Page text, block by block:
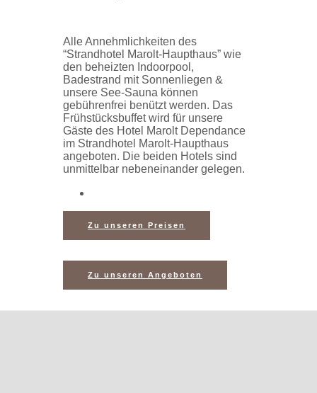
Alle Annehmlichkeiten des
“Strandhotel Marolt-Haupthaus” wie
den beheizten Indoorpool,
Badestrand mit Sonnenliegen &
unsere See-Sauna können
gebührenfrei benützt werden. Das
Frühstücksbuffet wird für unsere
Gäste des Hotel Marolt Dependance
im Strandhotel Marolt-Haupthaus
angeboten. Die beiden Hotels sind
unmittelbar nebeneinander gelegen.
Zu unseren Preisen
Zu unseren Angeboten